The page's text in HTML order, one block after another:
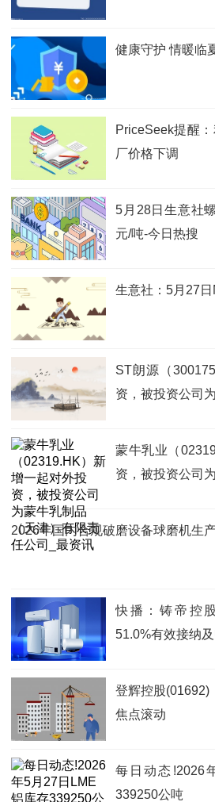
健康守护 情暖临
PriceSeek提醒
厂价格下调
5月28日生意社
元/吨-今日热搜
生意社：5月27
ST朗源（
资，被投资公司
蒙牛乳业（
资，被投资公司
2026年国内合规破磨设备球磨机生
快播：铸帝控
51.0%有效接纳
登辉控股(01692)
焦点滚动
每日动态!2026
339250公吨